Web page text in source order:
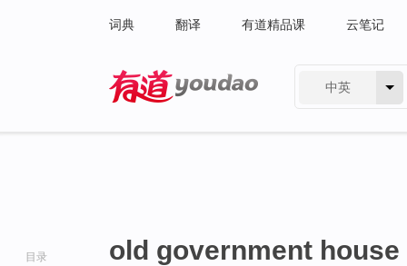
词典 翻译 有道精品课 云笔记
中英
目录 old government